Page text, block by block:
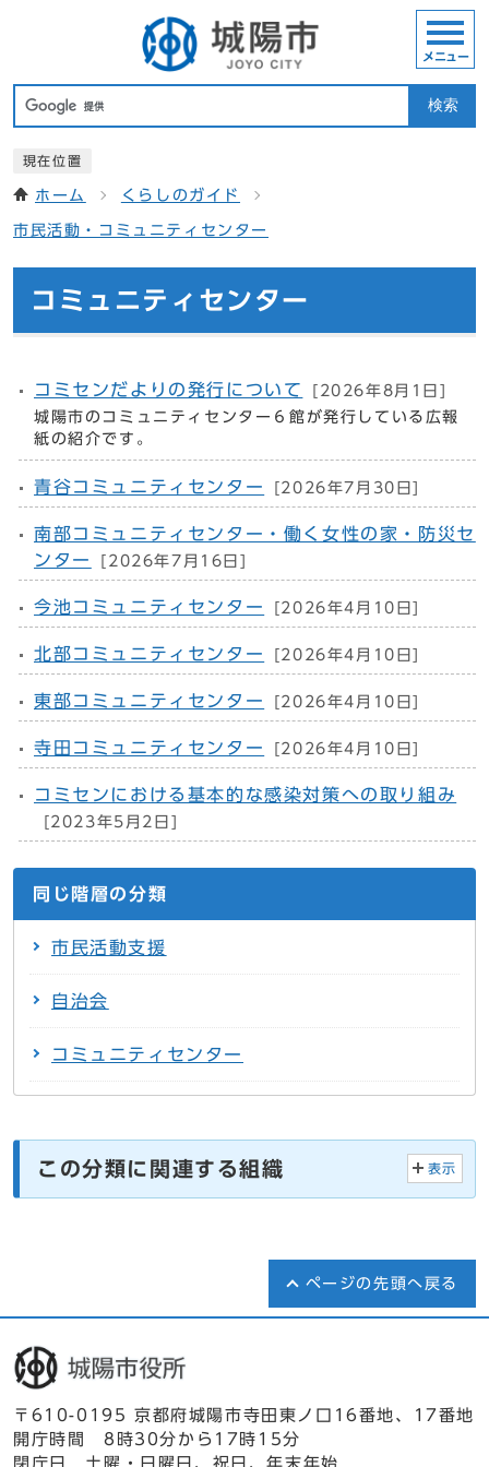
検索
メニュー
現在位置
ホーム くらしのガイド
市民活動・コミュニティセンター
コミュニティセンター
コミセンだよりの発行について
[2026年8月1日]
城陽市のコミュニティセンター６館が発行している広報
紙の紹介です。
青谷コミュニティセンター [2026年7月30日]
南部コミュニティセンター・働く女性の家・防災セ
ンター
[2026年7月16日]
今池コミュニティセンター [2026年4月10日]
北部コミュニティセンター [2026年4月10日]
東部コミュニティセンター [2026年4月10日]
寺田コミュニティセンター [2026年4月10日]
コミセンにおける基本的な感染対策への取り組み
[2023年5月2日]
同じ階層の分類
市民活動支援
自治会
コミュニティセンター
この分類に関連する組織 表示
ページの先頭へ戻る
〒610-0195 京都府城陽市寺田東ノ口16番地、17番地
開庁時間 8時30分から17時15分
閉庁日 土曜・日曜日、祝日、年末年始